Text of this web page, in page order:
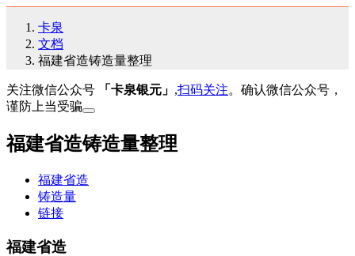
卡泉
文档
福建省造铸造量整理
关注微信公众号 「卡泉银元」 ,扫码关注。确认微信公众号，
谨防上当受骗
福建省造铸造量整理
福建省造
铸造量
链接
福建省造